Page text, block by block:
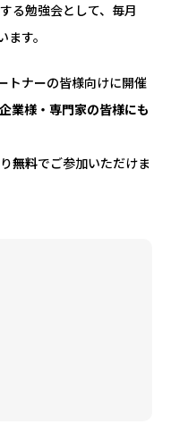
る勉強会として、毎月
す。
トナーの皆様向けに開催
業様・専門家の皆様にも
無料でご参加いただけま